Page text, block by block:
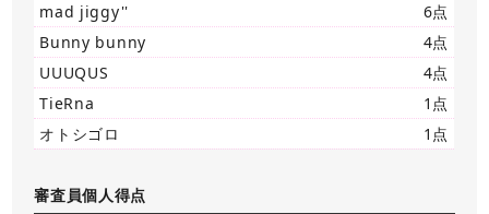
mad jiggy''
6点
Bunny bunny
4点
UUUQUS
4点
TieRna
1点
オトシゴロ
1点
審査員個人得点